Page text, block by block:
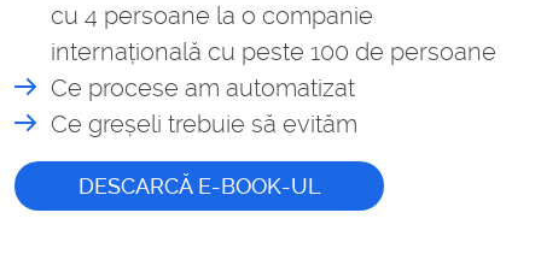
cu 4 persoane la o companie
internațională cu peste 100 de persoane
Ce procese am automatizat
Ce greșeli trebuie să evităm
DESCARCĂ E-BOOK-UL